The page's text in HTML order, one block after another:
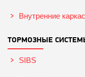
Внутренние
ТОРМОЗНЫЕ
SIBS